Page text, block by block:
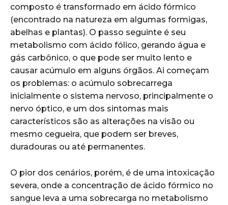
composto é transformado em ácido fórmico
(encontrado na natureza em algumas formigas,
abelhas e plantas). O passo seguinte é seu
metabolismo com ácido fólico, gerando água e
gás carbônico, o que pode ser muito lento e
causar acúmulo em alguns órgãos. Ai começam
os problemas: o acúmulo sobrecarrega
inicialmente o sistema nervoso, principalmente o
nervo óptico, e um dos sintomas mais
característicos são as alterações na visão ou
mesmo cegueira, que podem ser breves,
duradouras ou até permanentes.
O pior dos cenários, porém, é de uma intoxicação
severa, onde a concentração de ácido fórmico no
sangue leva a uma sobrecarga no metabolismo